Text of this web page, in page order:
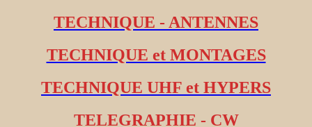
TECHNIQUE - ANTENNES
TECHNIQUE et MONTAGES
TECHNIQUE UHF et HYPERS
TELEGRAPHIE - CW